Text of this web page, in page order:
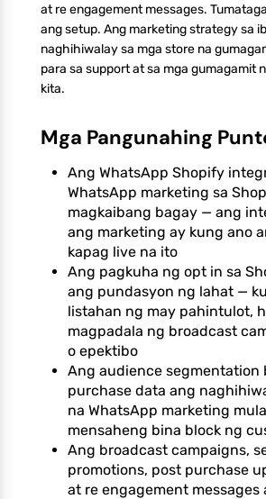
at re engagement messages.
ang setup. Ang marketing strategy sa
naghihiwalay sa mga store na
para sa support at sa mga gumagamit
kita.
Mga Pangunahing
Ang WhatsApp Shopify
WhatsApp marketing sa
magkaibang bagay — ang
ang marketing ay kung ano
kapag live na ito
Ang pagkuha ng opt in sa
ang pundasyon ng lahat —
listahan ng may pahintulot,
magpadala ng broadcast
o epektibo
Ang audience segmentation
purchase data ang
na WhatsApp marketing
mensaheng bina block ng
Ang broadcast campaigns,
promotions, post purchase
at re engagement messages